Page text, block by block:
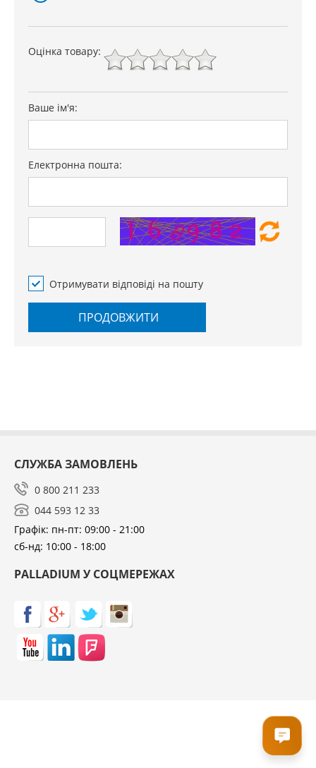
Оцінка товару:
Ваше ім'я:
Електронна пошта:
Отримувати відповіді на пошту
ПРОДОВЖИТИ
СЛУЖБА ЗАМОВЛЕНЬ
0 800 211 233
044 593 12 33
Графік: пн-пт: 09:00 - 21:00
сб-нд: 10:00 - 18:00
PALLADIUM У СОЦМЕРЕЖАХ